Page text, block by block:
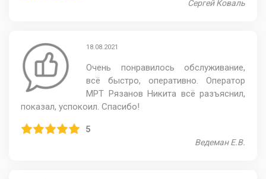
Сергей Коваль
18.08.2021
Очень понравилось обслуживание,
всё быстро, оперативно. Оператор
МРТ Рязанов Никита всё разъяснил,
показал, успокоил. Спасибо!
5
Ведеман Е.В.